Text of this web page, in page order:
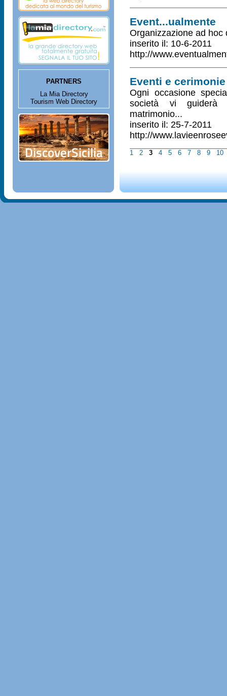
PARTNERS
La Mia Directory
Tourism Web Directory
Event...ualmente
Organizzazione ad hoc
inserito il: 10-6-2011
http://
Eventi e cerimonie
Ogni occasione
società vi guiderà
matrimonio...
inserito il: 25-7-2011
http://
1 2 3 4 5 6 7 8 9 10